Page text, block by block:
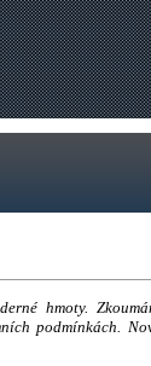
hmoty.
podmínkách.